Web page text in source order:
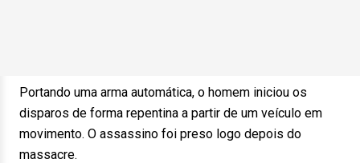
Portando uma arma automática, o homem iniciou os
disparos de forma repentina a partir de um veículo em
movimento. O assassino foi preso logo depois do
massacre.